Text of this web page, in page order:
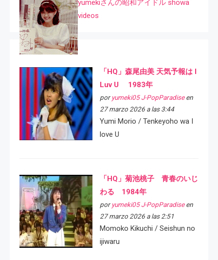
yumekiさんの昭和アイドル showa
videos
「HQ」森尾由美 天気予報は I
Luv U 1983年
por yumeki05 J-PopParadiseen
27 marzo 2026 a las 3:44
Yumi Morio / Tenkeyoho wa I
love U
「HQ」菊池桃子 青春のいじ
わる 1984年
por yumeki05 J-PopParadiseen
27 marzo 2026 a las 2:51
Momoko Kikuchi / Seishun no
ijiwaru